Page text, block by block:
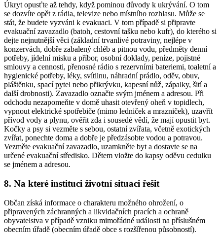
Úkryt opusťte až tehdy, když pominou důvody k ukrývání. O tom
se dozvíte opět z rádia, televize nebo místního rozhlasu. Může se
stát, že budete vyzváni k evakuaci. V tom případě si připravte
evakuační zavazadlo (batoh, cestovní tašku nebo kufr), do kterého si
dejte nejnutnější věci (základní trvanlivé potraviny, nejlépe v
konzervách, dobře zabalený chléb a pitnou vodu, předměty denní
potřeby, jídelní misku a příbor, osobní doklady, peníze, pojistné
smlouvy a cennosti, přenosné rádio s rezervními bateriemi, toaletní a
hygienické potřeby, léky, svítilnu, náhradní prádlo, oděv, obuv,
pláštěnku, spací pytel nebo přikrývku, kapesní nůž, zápalky, šití a
další drobnosti). Zavazadlo označte svým jménem a adresou. Při
odchodu nezapomeňte v domě uhasit otevřený oheň v topidlech,
vypnout elektrické spotřebiče (mimo ledniček a mrazniček), uzavřít
přívod vody a plynu, ověřit zda i sousedé vědí, že mají opustit byt.
Kočky a psy si vezměte s sebou, ostatní zvířata, včetně exotických
zvířat, ponechte doma a dobře je předzásobte vodou a potravou.
Vezměte evakuační zavazadlo, uzamkněte byt a dostavte se na
určené evakuační středisko. Dětem vložte do kapsy oděvu cedulku
se jménem a adresou.
8. Na které instituci životní situaci řešit
Občan získá informace o charakteru možného ohrožení, o
připravených záchranných a likvidačních pracích a ochraně
obyvatelstva v případě vzniku mimořádné události na příslušném
obecním úřadě (obecním úřadě obce s rozšířenou působností).